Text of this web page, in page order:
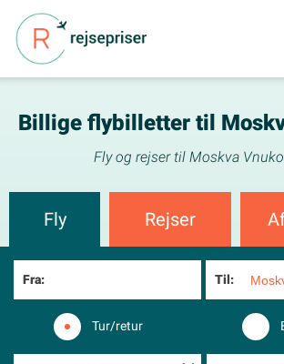
Billige flybilletter til
Fly og rejser til Moskva
Fly Rejser
Fra: Til:
Tur/retur